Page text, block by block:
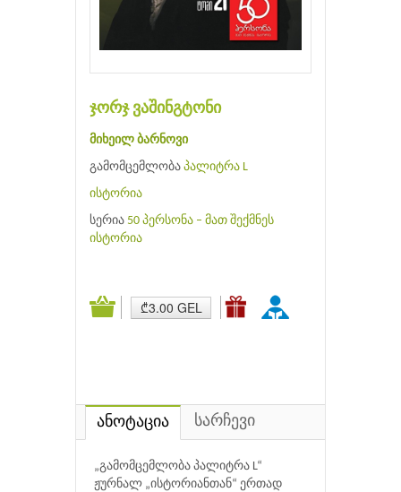
ჯორჯ ვაშინგტონი
მიხეილ ბარნოვი
გამომცემლობა პალიტრა L
ისტორია
სერია 50 პერსონა – მათ შექმნეს
ისტორია
₾3.00 GEL
ანოტაცია სარჩევი
„გამომცემლობა პალიტრა L“
ჟურნალ „ისტორიანთან“ ერთად